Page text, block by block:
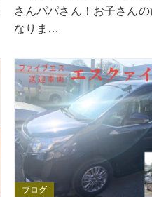
さんパパさん！お子さん
なりま…
ブログ